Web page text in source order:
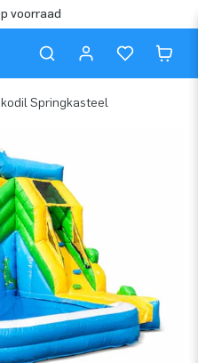
voorraad
Springkasteel